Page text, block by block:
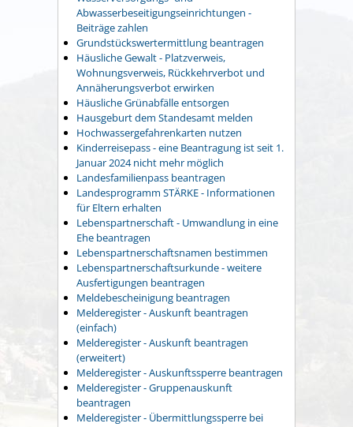
Abwasserbeseitigungseinrichtungen -
Beiträge zahlen
Grundstückswertermittlung beantragen
Häusliche Gewalt - Platzverweis,
Wohnungsverweis, Rückkehrverbot und
Annäherungsverbot erwirken
Häusliche Grünabfälle entsorgen
Hausgeburt dem Standesamt melden
Hochwassergefahrenkarten nutzen
Kinderreisepass - eine Beantragung ist seit 1.
Januar 2024 nicht mehr möglich
Landesfamilienpass beantragen
Landesprogramm STÄRKE - Informationen
für Eltern erhalten
Lebenspartnerschaft - Umwandlung in eine
Ehe beantragen
Lebenspartnerschaftsnamen bestimmen
Lebenspartnerschaftsurkunde - weitere
Ausfertigungen beantragen
Meldebescheinigung beantragen
Melderegister - Auskunft beantragen
(einfach)
Melderegister - Auskunft beantragen
(erweitert)
Melderegister - Auskunftssperre beantragen
Melderegister - Gruppenauskunft
beantragen
Melderegister - Übermittlungssperre bei